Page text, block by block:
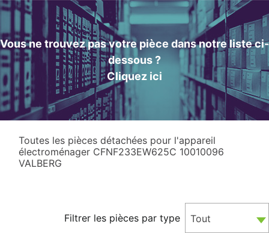
Vous ne trouvez pas votre pièce dans notre liste ci-
dessous ?
Cliquez ici
Toutes les pièces détachées pour l'appareil
électroménager CFNF233EW625C 10010096
VALBERG
Filtrer les pièces par type Tout